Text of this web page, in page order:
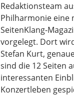
Redaktionsteam
Philharmonie eine
SeitenKlang-
vorgelegt. Dort
Stefan Kurt,
sind die 12 Seiten
interessanten
Konzertleben